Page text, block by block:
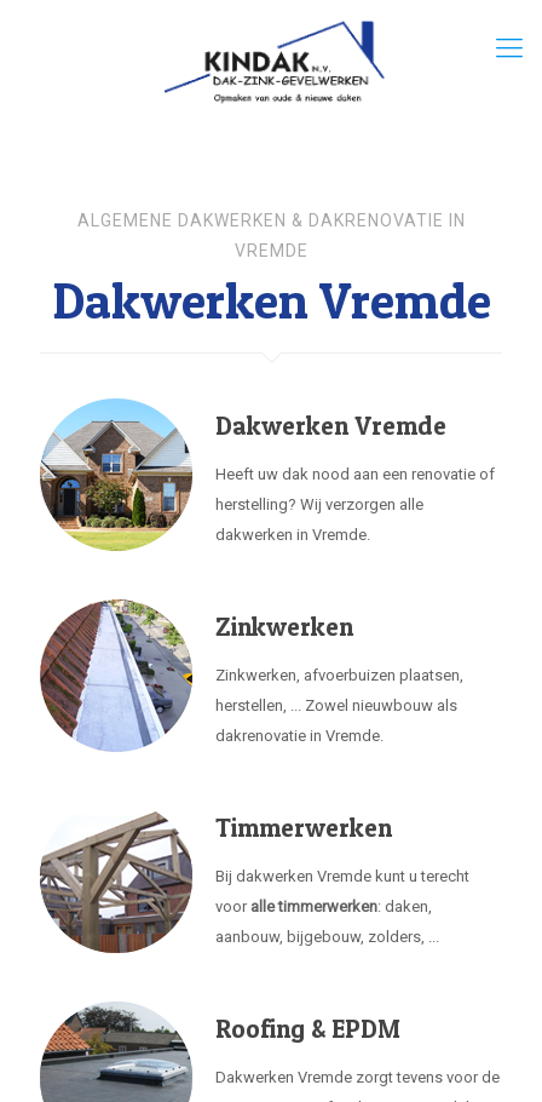
ALGEMENE DAKWERKEN & DAKRENOVATIE IN
VREMDE
Dakwerken Vremde
Dakwerken Vremde
Heeft uw dak nood aan een renovatie of
herstelling? Wij verzorgen alle
dakwerken in Vremde.
Zinkwerken
Zinkwerken, afvoerbuizen plaatsen,
herstellen, ... Zowel nieuwbouw als
dakrenovatie in Vremde.
Timmerwerken
Bij dakwerken Vremde kunt u terecht
voor alle timmerwerken: daken,
aanbouw, bijgebouw, zolders, ...
Roofing & EPDM
Dakwerken Vremde zorgt tevens voor de